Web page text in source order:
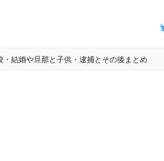
結婚や旦那と子供・逮捕とその後まとめ